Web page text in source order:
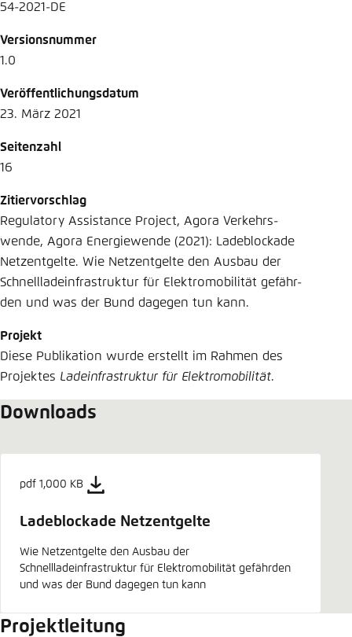
54-2021-DE
Versionsnummer
1.0
Veröffentlichungsdatum
23. März 2021
Seitenzahl
16
Zitiervorschlag
Regulatory Assistance Project, Agora Verkehrs-
wende, Agora Energiewende (2021): Ladeblockade
Netzentgelte. Wie Netzentgelte den Ausbau der
Schnellladeinfrastruktur für Elektromobilität gefähr-
den und was der Bund dagegen tun kann.
Projekt
Diese Publikation wurde erstellt im Rahmen des
Projektes Ladeinfrastruktur für Elektromobilität.
Downloads
pdf 1,000 KB
Ladeblockade Netzentgelte
Wie Netzentgelte den Ausbau der
Schnellladeinfrastruktur für Elektromobilität gefährden
und was der Bund dagegen tun kann
Projektleitung